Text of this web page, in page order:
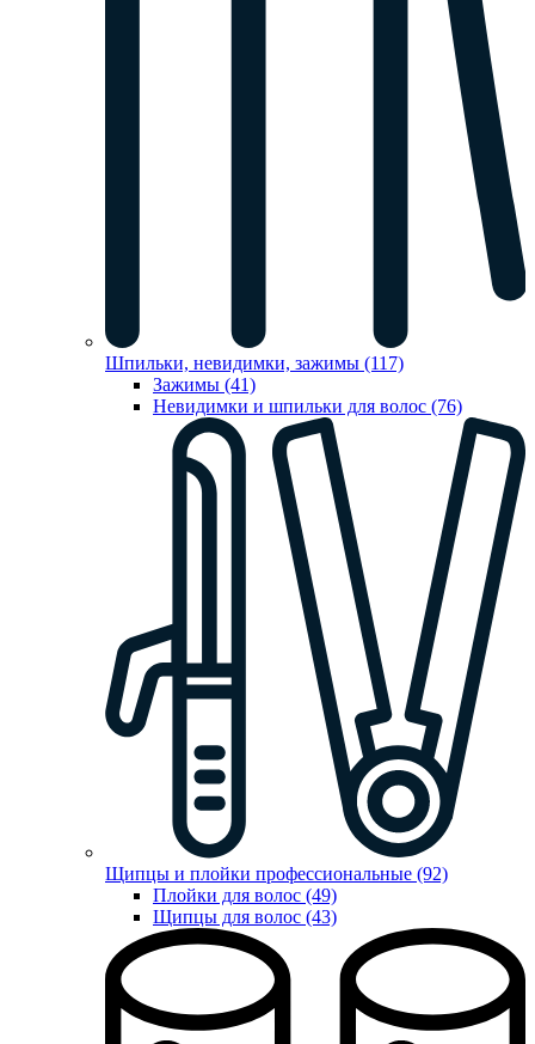
Шпильки, невидимки, зажимы (117)
Зажимы (41)
Невидимки и шпильки для волос (76)
Щипцы и плойки профессиональные (92)
Плойки для волос (49)
Щипцы для волос (43)